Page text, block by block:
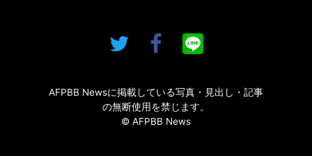
AFPBB Newsに掲載している写真・見出し・記事
の無断使用を禁じます。
© AFPBB News